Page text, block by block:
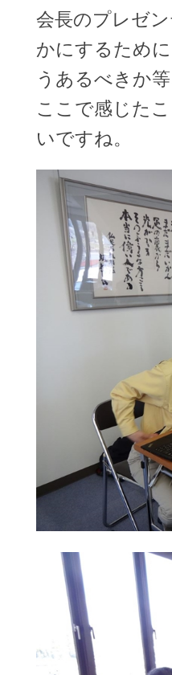
会長のプレゼ
かにするため
うあるべきか
ここで感じた
いですね。